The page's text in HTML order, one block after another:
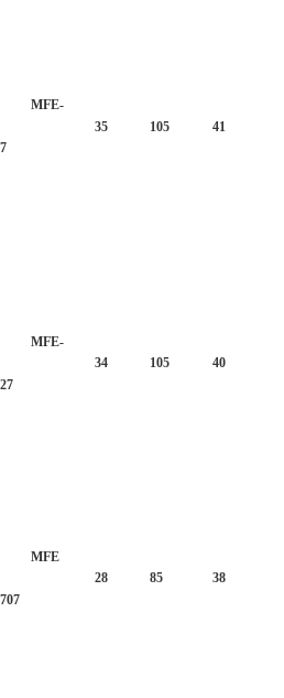
MFE-
7
35 105 41
MFE-
27
34 105 40
MFE
707
28 85 38